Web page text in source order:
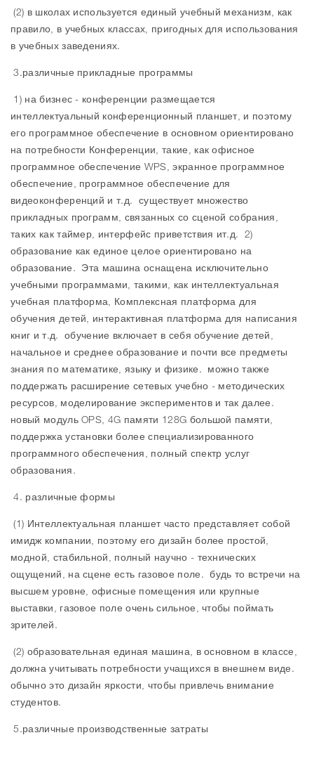
(2) в школах используется единый учебный механизм, как
правило, в учебных классах, пригодных для использования
в учебных заведениях.
3.различные прикладные программы
1) на бизнес - конференции размещается
интеллектуальный конференционный планшет, и поэтому
его программное обеспечение в основном ориентировано
на потребности Конференции, такие, как офисное
программное обеспечение WPS, экранное программное
обеспечение, программное обеспечение для
видеоконференций и т.д. существует множество
прикладных программ, связанных со сценой собрания,
таких как таймер, интерфейс приветствия ит.д. 2)
образование как единое целое ориентировано на
образование. Эта машина оснащена исключительно
учебными программами, такими, как интеллектуальная
учебная платформа, Комплексная платформа для
обучения детей, интерактивная платформа для написания
книг и т.д. обучение включает в себя обучение детей,
начальное и среднее образование и почти все предметы
знания по математике, языку и физике. можно также
поддержать расширение сетевых учебно - методических
ресурсов, моделирование экспериментов и так далее.
новый модуль OPS, 4G памяти 128G большой памяти,
поддержка установки более специализированного
программного обеспечения, полный спектр услуг
образования.
4. различные формы
(1) Интеллектуальная планшет часто представляет собой
имидж компании, поэтому его дизайн более простой,
модной, стабильной, полный научно - технических
ощущений, на сцене есть газовое поле. будь то встречи на
высшем уровне, офисные помещения или крупные
выставки, газовое поле очень сильное, чтобы поймать
зрителей.
(2) образовательная единая машина, в основном в классе,
должна учитывать потребности учащихся в внешнем виде.
обычно это дизайн яркости, чтобы привлечь внимание
студентов.
5.различные производственные затраты